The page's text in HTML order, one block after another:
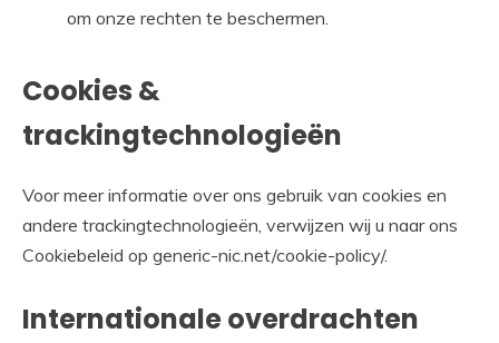
om onze rechten te beschermen.
Cookies &
trackingtechnologieën
Voor meer informatie over ons gebruik van cookies en
andere trackingtechnologieën, verwijzen wij u naar ons
Cookiebeleid op generic-nic.net/cookie-policy/.
Internationale overdrachten